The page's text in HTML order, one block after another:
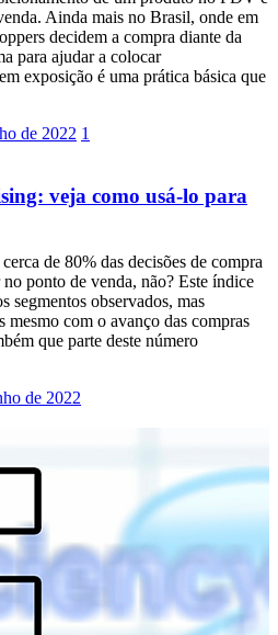
Ainda mais no Brasil, onde em
decidem a compra diante da
para ajudar a colocar
exposição é uma prática básica que
de 2022 1
veja como usá-lo para
de 80% das decisões de compra
ponto de venda, não? Este índice
segmentos observados, mas
mesmo com o avanço das compras
que parte deste número
de 2022